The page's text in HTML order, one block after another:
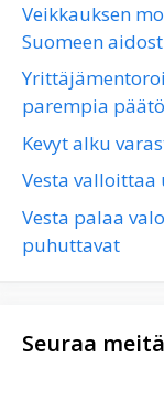
Veikkauksen
Suomeen
parempia
Kevyt alku
Vesta
Vesta palaa
puhuttavat
Seuraa meitä